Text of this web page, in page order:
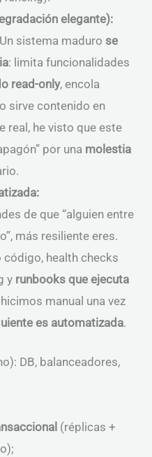
elegante):
sistema maduro se
: limita funcionalidades
read-only, encola
sirve contenido en
real, he visto que este
por una molestia
de que “alguien entre
más resiliente eres.
health checks
y runbooks que ejecuta
manual una vez
es automatizada.
DB, balanceadores,
(réplicas +